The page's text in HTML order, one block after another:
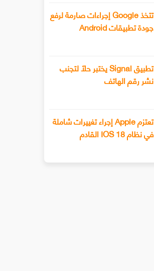
تتخذ Google إجراءات صارمة لرفع
جودة تطبيقات Android
تطبيق Signal يختبر حلًا لتجنب
نشر رقم الهاتف
تعتزم Apple إجراء تغييرات شاملة
في نظام IOS 18 القادم